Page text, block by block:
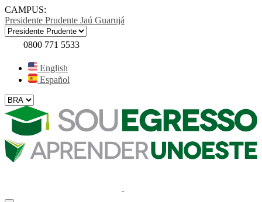
CAMPUS:
Presidente Prudente Jaú Guarujá
0800 771 5533
English
Español